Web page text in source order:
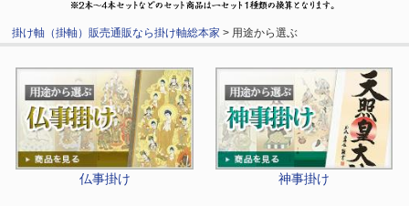
掛け軸（掛軸）販売通販なら掛け軸総本家 > 用途から選ぶ
仏事掛け 神事掛け